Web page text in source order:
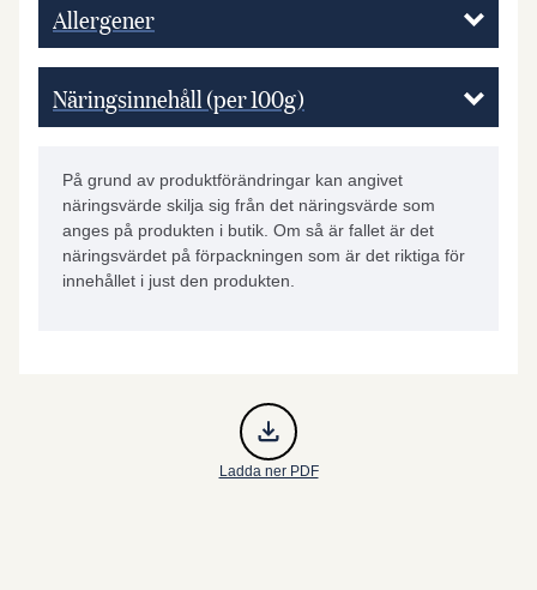
Allergener
Näringsinnehåll (per 100g)
På grund av produktförändringar kan angivet
näringsvärde skilja sig från det näringsvärde som
anges på produkten i butik. Om så är fallet är det
näringsvärdet på förpackningen som är det riktiga för
innehållet i just den produkten.
Ladda ner PDF